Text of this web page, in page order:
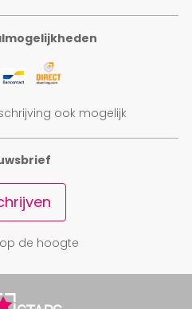
ook mogelijk
de hoogte